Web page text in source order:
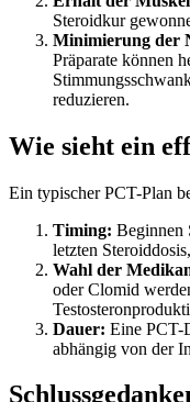
Steroidkur
Minimierung der
Präparate können
reduzieren.
Wie sieht ein
Ein typischer PCT-Plan
Timing: Beginnen
letzten
Wahl der
oder Clomid
Dauer: Eine PCT-
abhängig von der